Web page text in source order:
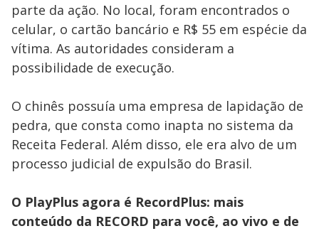
parte da ação. No local, foram encontrados o
celular, o cartão bancário e R$ 55 em espécie da
vítima. As autoridades consideram a
possibilidade de execução.
O chinês possuía uma empresa de lapidação de
pedra, que consta como inapta no sistema da
Receita Federal. Além disso, ele era alvo de um
processo judicial de expulsão do Brasil.
O PlayPlus agora é RecordPlus: mais
conteúdo da RECORD para você, ao vivo e de